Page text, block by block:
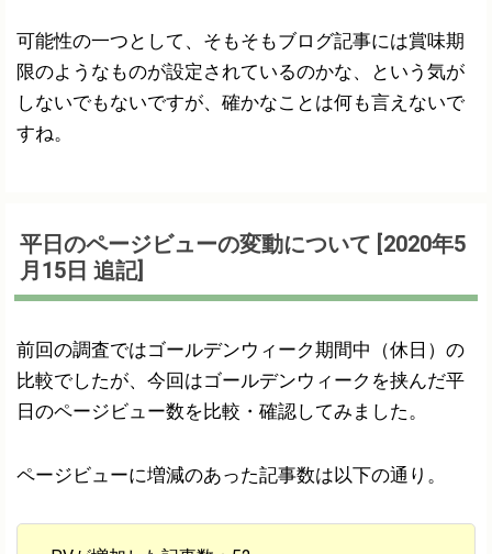
可能性の一つとして、そもそもブログ記事には賞味期
限のようなものが設定されているのかな、という気が
しないでもないですが、確かなことは何も言えないで
すね。
平日のページビューの変動について [2020年5
月15日 追記]
前回の調査ではゴールデンウィーク期間中（休日）の
比較でしたが、今回はゴールデンウィークを挟んだ平
日のページビュー数を比較・確認してみました。
ページビューに増減のあった記事数は以下の通り。